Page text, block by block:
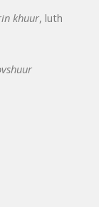
khuur, luth